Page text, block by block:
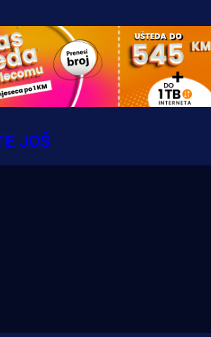
u Evropskoj ligi!
JOŠ